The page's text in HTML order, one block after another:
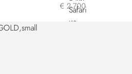
€ 2.700